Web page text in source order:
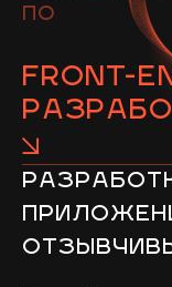
Блог
Контакты
Кейсы
Отрасли
Вакансии
ПО
FRONT-